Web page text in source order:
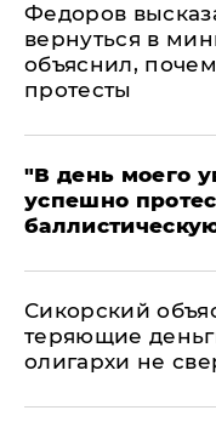
Федоров
вернуться в
объяснил,
протесты
​"В день моего
успешно
Сикорский
теряющие
олигархи не